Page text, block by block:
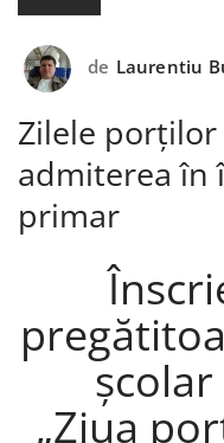
de Laurentiu
Zilele
admiterea în
primar
„Ziua